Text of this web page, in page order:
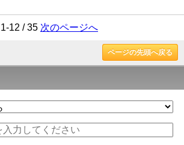
1-12 / 35 次のページへ
ページの先頭へ戻る